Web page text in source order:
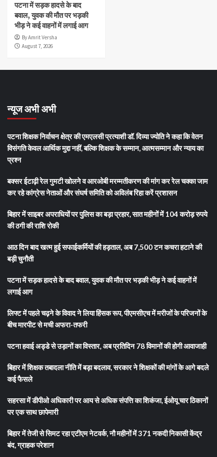
पटना में सड़क हादसे के बाद
बवाल, युवक की मौत पर भड़की
भीड़ ने कई वाहनों में लगाई आग
By Amrit Versha
August 7, 2026
न्यूज अभी अभी
पटना शिक्षक निर्वाचन क्षेत्र की एमएलसी प्रत्याशी डॉ. दिव्या ज्योति ने कहा कि वेतन
विसंगति केवल आर्थिक मुद्दा नहीं, बल्कि शिक्षक के सम्मान, आत्मसम्मान और न्याय का
प्रश्न
बक्सर ईटाढ़ी रेल गुमटी खोलने व आरओबी मरम्मतीकरण की मांग कर रेल चक्का जाम
कर रहे कांग्रेस नेताओं और संघर्ष समिति को अविलंब रिहा करें प्रशासन
बिहार में साइबर अपराधियों पर पुलिस का बड़ा प्रहार, सात महीनों में 104 करोड़ रुपये
की ठगी की राशि रोकी
आठ दिन बाद खत्म हुई सफाईकर्मियों की हड़ताल, अब 7,500 टन कचरा हटाने की
बड़ी चुनौती
पटना में सड़क हादसे के बाद बवाल, युवक की मौत पर भड़की भीड़ ने कई वाहनों में
लगाई आग
लिफ्ट में पहले चढ़ने के विवाद ने लिया हिंसक रूप, पीएमसीएच में मरीजों के परिजनों के
बीच मारपीट से मची अफरा-तफरी
पटना हवाई अड्डे से उड़ानों का विस्तार, अब प्रतिदिन 78 विमानों की होगी आवाजाही
बिहार में शिक्षक तबादला नीति में बड़ा बदलाव, सरकार ने शिक्षकों की मांगों के आगे बदले
कई फैसले
सहरसा में डीपीओ अधिकारी पर आय से अधिक संपत्ति का शिकंजा, ईओयू चार ठिकानों
पर एक साथ छापेमारी
बिहार में तेजी से सिमट रहा एटीएम नेटवर्क, नौ महीनों में 371 नकदी निकासी केंद्र
बंद, ग्राहक परेशान